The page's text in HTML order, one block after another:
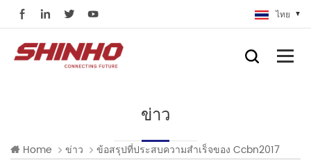
ไทย
ข่าว
Home ข่าว ข้อสรุปที่ประสบความสำเร็จของ Ccbn2017